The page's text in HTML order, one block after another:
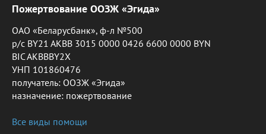
Пожертвование ООЗЖ «Эгида»
ОАО «Беларусбанк», ф-л №500
р/с BY21 AKBB 3015 0000 0426 6600 0000 BYN
BIC AKBBBY2X
УНП 101860476
получатель: ООЗЖ «Эгида»
назначение: пожертвование
Все виды помощи